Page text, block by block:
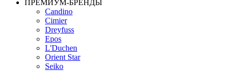
ПРЕМИУМ-БРЕНДЫ
Candino
Cimier
Dreyfuss
Epos
L'Duchen
Orient Star
Seiko